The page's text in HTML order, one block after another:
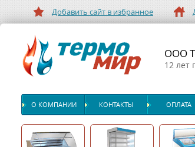
Добавить сайт в избранное
ООО
12 лет
О КОМПАНИИ КОНТАКТЫ ОПЛАТА